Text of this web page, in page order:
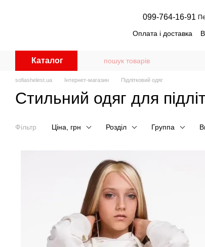
099-764-16-91
Оплата і доставка
Як вибрати
Каталог
sofiashelest.ua Інтернет-магазин Підлітковий одяг
Стильний одяг для
Фільтр Ціна, грн Розділ Группа